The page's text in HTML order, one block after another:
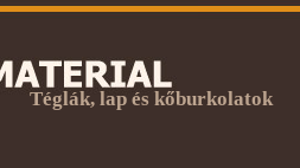
Téglák, lap és kőburkolatok